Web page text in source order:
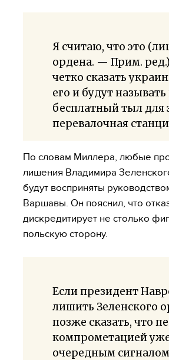
Я считаю, что это
ордена. — Прим.
четко сказать
его и будут
бесплатный тыл для
перевалочная
По словам Миллера, любые
лишения Владимира
будут восприняты
Варшавы. Он пояснил, что
дискредитирует не столько
польскую сторону.
Если президент
лишить Зеленского
позже сказать, что
компрометацией уже
очередным